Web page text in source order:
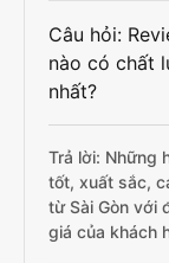
Câu hỏi:
nào có chất
nhất?
Trả lời: Những
tốt, xuất sắc,
từ Sài Gòn với
giá của khách